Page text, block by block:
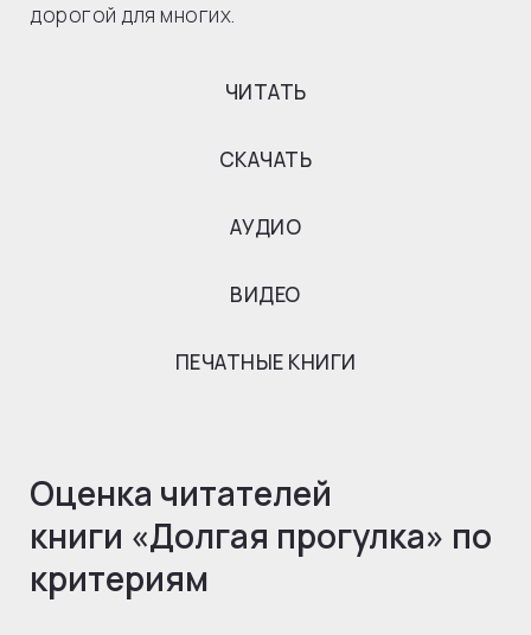
дорогой для многих.
ЧИТАТЬ
СКАЧАТЬ
АУДИО
ВИДЕО
ПЕЧАТНЫЕ КНИГИ
Оценка читателей
книги «Долгая прогулка» по
критериям